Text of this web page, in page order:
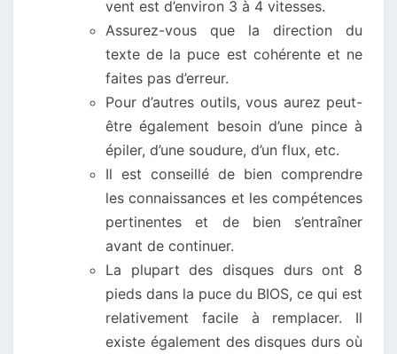
vent est d’environ 3 à 4 vitesses.
Assurez-vous que la direction du
texte de la puce est cohérente et ne
faites pas d’erreur.
Pour d’autres outils, vous aurez peut-
être également besoin d’une pince à
épiler, d’une soudure, d’un flux, etc.
Il est conseillé de bien comprendre
les connaissances et les compétences
pertinentes et de bien s’entraîner
avant de continuer.
La plupart des disques durs ont 8
pieds dans la puce du BIOS, ce qui est
relativement facile à remplacer. Il
existe également des disques durs où